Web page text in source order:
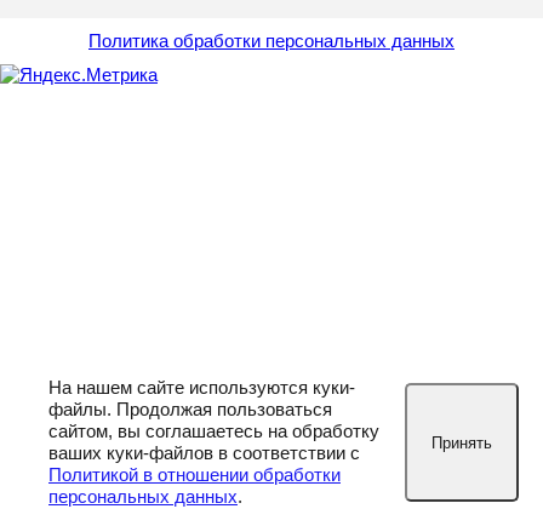
Политика обработки персональных данных
На нашем сайте используются куки-
файлы. Продолжая пользоваться
сайтом, вы соглашаетесь на обработку
ваших куки-файлов в соответствии с
Политикой в отношении обработки
персональных данных.
Принять